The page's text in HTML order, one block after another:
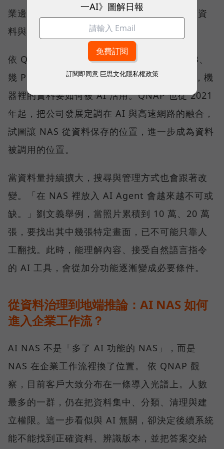
業邊界的資料。企業真正要回答的，是每一類資
料與任務應該放在哪裡。
依 QNAP 觀察，客戶過去關心的是需要幾 TB、
幾 PB，或備份速度有多快；現在更常問的是，機
器裡的資料要如何被 AI 活用。QNAP 也從 2021
年起，把公司發展定調在 AI 與高速網路的融合，
試圖讓 NAS 從資料保存的位置，進一步成為資料
被調用的位置。
當資料量持續擴大，搜尋與管理方式也會跟著改
變。「在 NAS 裡放入 AI Agent 會越來越不可或
缺。」劉文義舉例，當照片累積到 10 萬、20 萬
張，要找出其中幾張特定畫面，已不可能只靠人
工翻找。此時，能理解內容、接受自然語言指令
的 AI 工具，會從加分功能逐漸變成必要條件。
從資料治理到地端推論：AI NAS 如何
進入企業工作流？
AI NAS 不是「多了 AI 功能的 NAS」，而是
NAS 在企業工作流裡換了位置。 依 QNAP 觀
察，目前客戶大致分布在一條導入光譜上。人數
最多的一群，仍在把資料集中、分類、清理與建
立權限。這一步看似與 AI 無關，卻決定後續系統
能不能找到正確資料、辨識版本，並把答案交給
一AI》圖解日報
訂閱即同意 巨思文化隱私權政策